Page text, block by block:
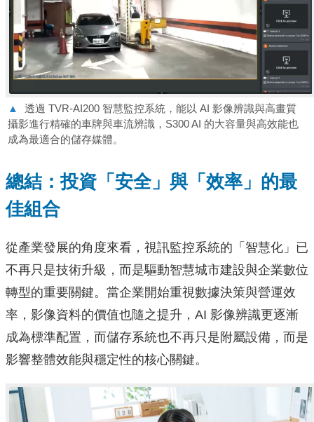
▲
透過 TVR-AI200 智慧監控系統，能以 AI 影像辨識與高畫質
攝影進行精確的車牌與車流辨識，S300 AI 的大容量與高效能也
成為最適合的儲存媒體。
總結：投資「安全」與「效率」的最
佳組合
從產業發展的角度來看，視訊監控系統的「智慧化」已
不再只是技術升級，而是驅動智慧城市建設與企業數位
轉型的重要關鍵。當企業開始重視數據決策與營運效
率，影像資料的價值也隨之提升，AI 影像辨識更逐漸
成為標準配置，而儲存系統也不再只是附屬設備，而是
影響整體效能與穩定性的核心關鍵。